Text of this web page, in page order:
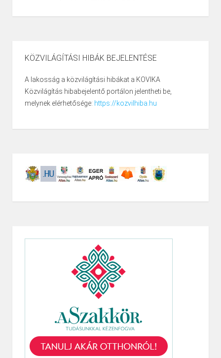
KÖZVILÁGÍTÁSI HIBÁK BEJELENTÉSE
A lakosság a közvilágítási hibákat a KOVIKA
Közvilágítás hibabejelentő portálon jelentheti be,
melynek elérhetősége: https://kozvilhiba.hu